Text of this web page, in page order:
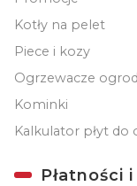
Kotły na pelet
Piece i kozy
Ogrzewacze
Kominki
Kalkulator płyt
Płatności